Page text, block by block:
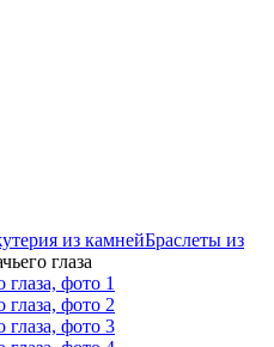
из камнейБраслеты из
глаза